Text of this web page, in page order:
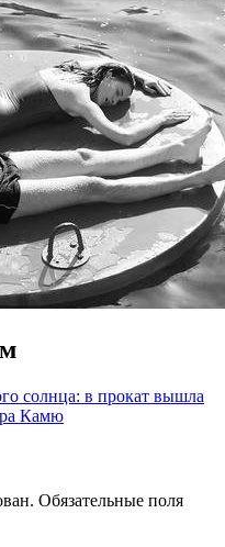
солнца: в прокат вышла
Камю
Обязательные поля